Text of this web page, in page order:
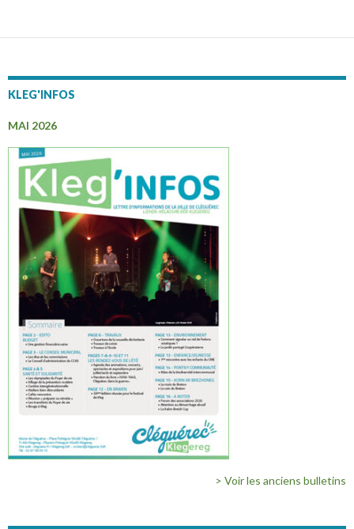
KLEG'INFOS
MAI 2026
> Voir les anciens bulletins